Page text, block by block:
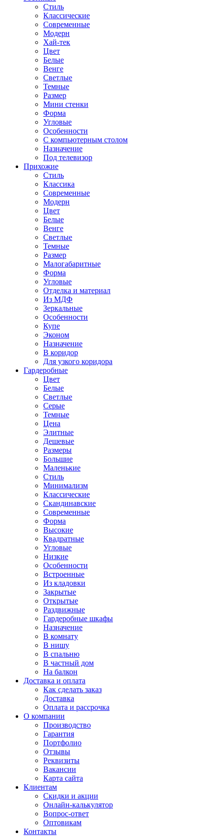
Стиль
Классические
Современные
Модерн
Хай-тек
Цвет
Белые
Венге
Светлые
Темные
Размер
Мини стенки
Форма
Угловые
Особенности
С компьютерным столом
Назначение
Под телевизор
Прихожие
Стиль
Классика
Современные
Модерн
Цвет
Белые
Венге
Светлые
Темные
Размер
Малогабаритные
Форма
Угловые
Отделка и материал
Из МДФ
Зеркальные
Особенности
Купе
Эконом
Назначение
В коридор
Для узкого коридора
Гардеробные
Цвет
Белые
Светлые
Серые
Темные
Цена
Элитные
Дешевые
Размеры
Большие
Маленькие
Стиль
Минимализм
Классические
Скандинавские
Современные
Форма
Высокие
Квадратные
Угловые
Низкие
Особенности
Встроенные
Из кладовки
Закрытые
Открытые
Раздвижные
Гардеробные шкафы
Назначение
В комнату
В нишу
В спальню
В частный дом
На балкон
Доставка и оплата
Как сделать заказ
Доставка
Оплата и рассрочка
О компании
Производство
Гарантия
Портфолио
Отзывы
Реквизиты
Вакансии
Карта сайта
Клиентам
Скидки и акции
Онлайн-калькулятор
Вопрос-ответ
Оптовикам
Контакты